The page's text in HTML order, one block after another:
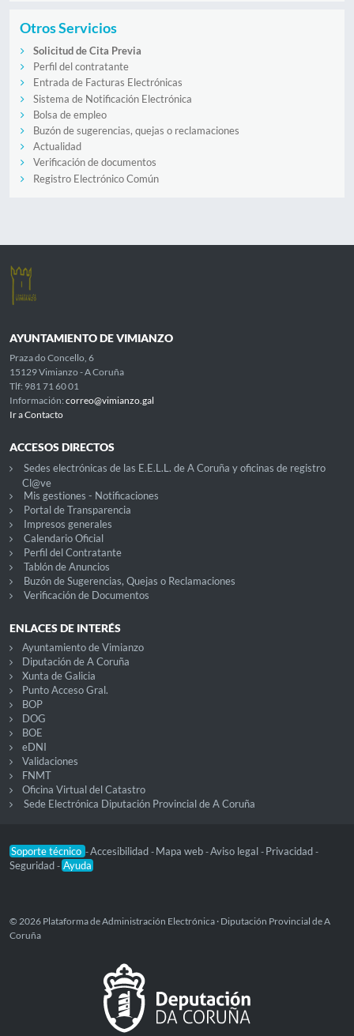
Otros Servicios
Solicitud de Cita Previa
Perfil del contratante
Entrada de Facturas Electrónicas
Sistema de Notificación Electrónica
Bolsa de empleo
Buzón de sugerencias, quejas o reclamaciones
Actualidad
Verificación de documentos
Registro Electrónico Común
AYUNTAMIENTO DE VIMIANZO
Praza do Concello, 6
15129 Vimianzo - A Coruña
Tlf: 981 71 60 01
Información: correo@vimianzo.gal
Ir a Contacto
ACCESOS DIRECTOS
Sedes electrónicas de las E.E.L.L. de A Coruña y oficinas de registro
Cl@ve
Mis gestiones - Notificaciones
Portal de Transparencia
Impresos generales
Calendario Oficial
Perfil del Contratante
Tablón de Anuncios
Buzón de Sugerencias, Quejas o Reclamaciones
Verificación de Documentos
ENLACES DE INTERÉS
Ayuntamiento de Vimianzo
Diputación de A Coruña
Xunta de Galicia
Punto Acceso Gral.
BOP
DOG
BOE
eDNI
Validaciones
FNMT
Oficina Virtual del Catastro
Sede Electrónica Diputación Provincial de A Coruña
Soporte técnico -Accesibilidad - Mapa web -Aviso legal - Privacidad -
Seguridad - Ayuda
© 2026 Plataforma de Administración Electrónica · Diputación Provincial de A
Coruña